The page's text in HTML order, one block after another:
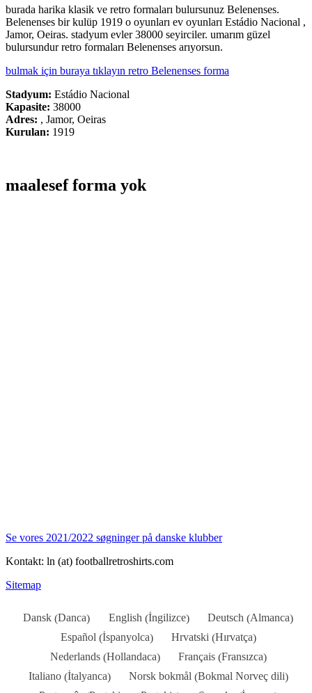
burada harika klasik ve retro formaları bulursunuz Belenenses.
Belenenses bir kulüp 1919 o oyunları ev oyunları Estádio Nacional ,
Jamor, Oeiras. stadyum evler 38000 seyirciler. umarım güzel
bulursundur retro formaları Belenenses arıyorsun.
bulmak için buraya tıklayın retro Belenenses forma
Stadyum: Estádio Nacional
Kapasite: 38000
Adres: , Jamor, Oeiras
Kurulan: 1919
maalesef forma yok
Se vores 2021/2022 søgninger på danske klubber
Kontakt: ln (at) footballretroshirts.com
Sitemap
Dansk (Danca) English(İngilizce) Deutsch (Almanca)
Español(İspanyolca) Hrvatski(Hırvatça)
Nederlands(Hollandaca) Français(Fransızca)
Italiano(İtalyanca) Norsk bokmål(Bokmal Norveç dili)